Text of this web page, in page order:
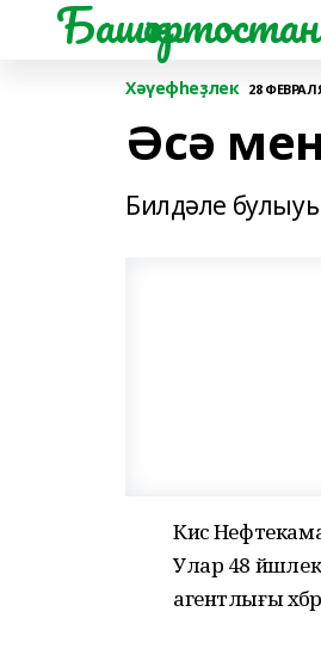
Башҡортостан
Хәүефһеҙлек 28
Әсә
Билдәле
Кисә
Улар 48
агентлығы